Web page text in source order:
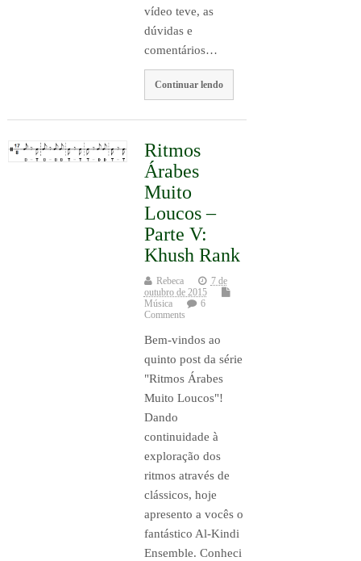
vídeo teve, as
dúvidas e
comentários…
Continuar lendo
Ritmos
Árabes
Muito
Loucos –
Parte V:
Khush Rank
Rebeca
7 de
outubro de 2015
Música
6
Comments
Bem-vindos ao
quinto post da série
"Ritmos Árabes
Muito Loucos"!
Dando
continuidade à
exploração dos
ritmos através de
clássicos, hoje
apresento a vocês o
fantástico Al-Kindi
Ensemble. Conheci